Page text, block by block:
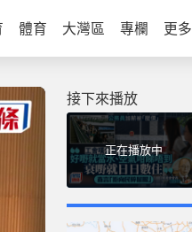
體育 大灣區 專欄 更多
接下來播放
正在播放中